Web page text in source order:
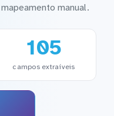
manual.
105
campos extraíveis